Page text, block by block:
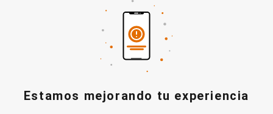
Estamos mejorando tu experiencia